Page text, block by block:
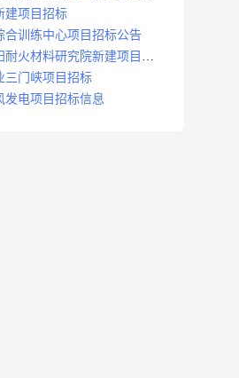
建项目招标
合训练中心项目招标公告
耐火材料研究院新建项目招
三门峡项目招标
发电项目招标信息